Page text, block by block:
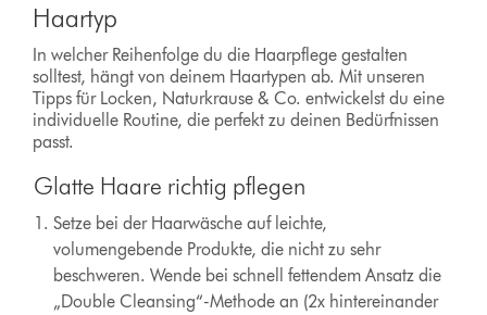
Haartyp
In welcher Reihenfolge du die Haarpflege gestalten
solltest, hängt von deinem Haartypen ab. Mit unseren
Tipps für Locken, Naturkrause & Co. entwickelst du eine
individuelle Routine, die perfekt zu deinen Bedürfnissen
passt.
Glatte Haare richtig pflegen
Setze bei der Haarwäsche auf leichte,
volumengebende Produkte, die nicht zu sehr
beschweren. Wende bei schnell fettendem Ansatz die
„Double Cleansing“-Methode an (2x hintereinander